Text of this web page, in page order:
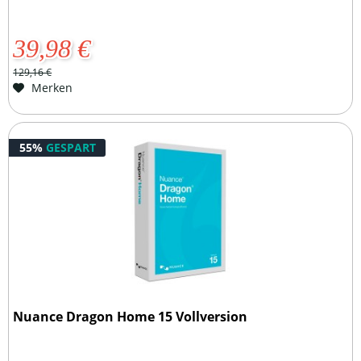
39,98 €
129,16 €
Merken
55% GESPART
Nuance Dragon Home 15 Vollversion